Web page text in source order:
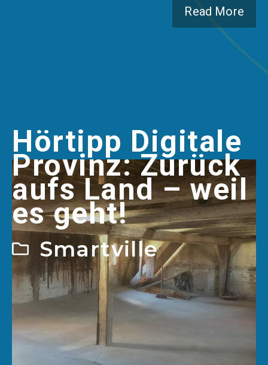
Read More
Hörtipp Digitale
Provinz: Zurück
aufs Land – weil
es geht!
Smartville